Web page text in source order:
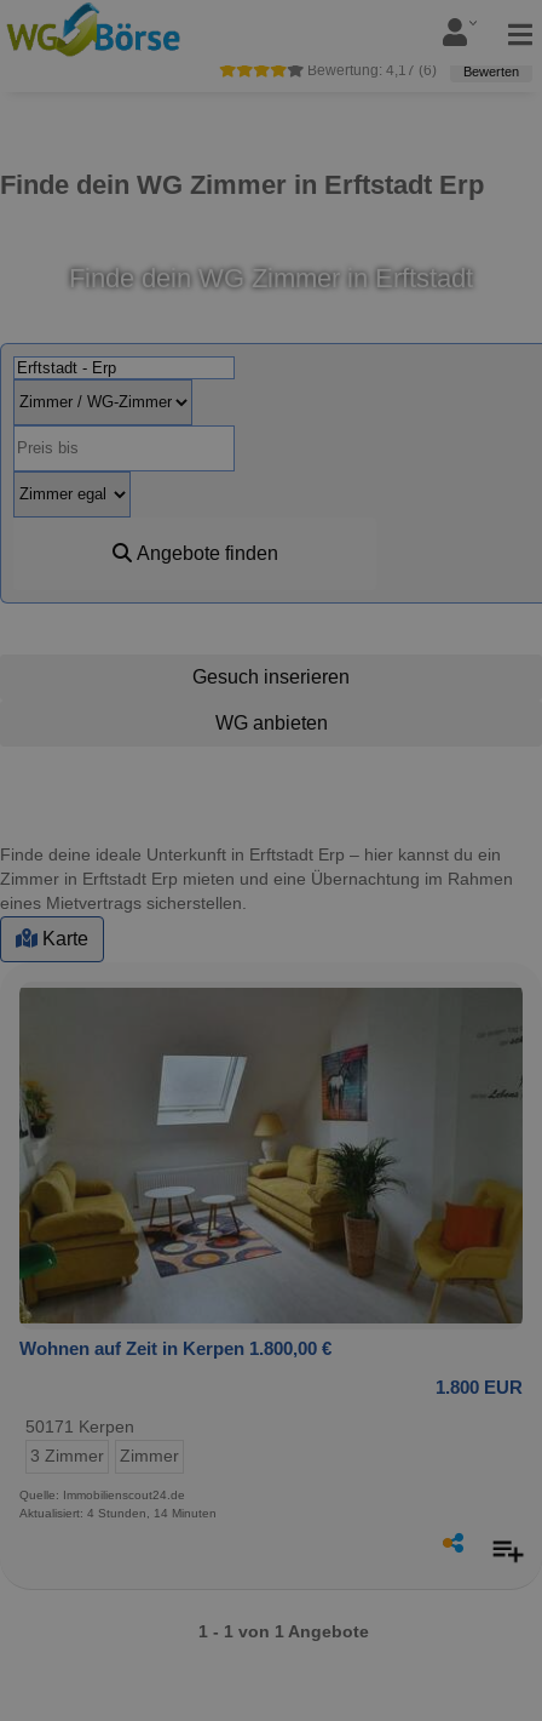
Finde dein WG Zimmer in Erftstadt Erp
Bewertung: 4,17 (6) Bewerten
Finde dein WG Zimmer in Erftstadt
Angebote finden
Gesuch inserieren
WG anbieten
Finde deine ideale Unterkunft in Erftstadt Erp – hier kannst du ein
Zimmer in Erftstadt Erp mieten und eine Übernachtung im Rahmen
eines Mietvertrags sicherstellen.
Karte
Wohnen auf Zeit in Kerpen 1.800,00 €
1.800 EUR
50171 Kerpen
3 Zimmer
Zimmer
Quelle: Immobilienscout24.de
Aktualisiert: 4 Stunden, 14 Minuten
1 - 1 von 1 Angebote